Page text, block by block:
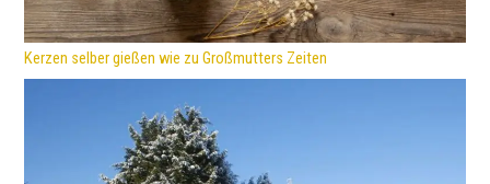
Kerzen selber gießen wie zu Großmutters Zeiten